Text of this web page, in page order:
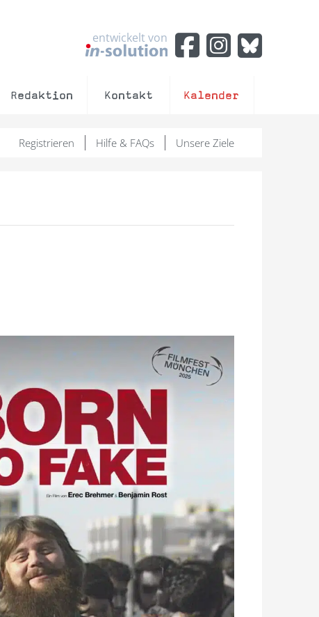
entwickelt von
Redaktion Kontakt Kalender
Unsere Ziele
Hilfe & FAQs
Registrieren